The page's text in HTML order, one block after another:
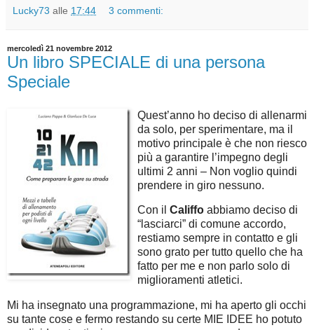
Lucky73 alle 17:44 3 commenti:
mercoledì 21 novembre 2012
Un libro SPECIALE di una persona
Speciale
Quest’anno ho deciso di allenarmi
da solo, per sperimentare, ma il
motivo principale è che non riesco
più a garantire l’impegno degli
ultimi 2 anni – Non voglio quindi
prendere in giro nessuno.
Con il Califfo abbiamo deciso di
“lasciarci” di comune accordo,
restiamo sempre in contatto e gli
sono grato per tutto quello che ha
fatto per me e non parlo solo di
miglioramenti atletici.
Mi ha insegnato una programmazione, mi ha aperto gli occhi
su tante cose e fermo restando su certe MIE IDEE ho potuto